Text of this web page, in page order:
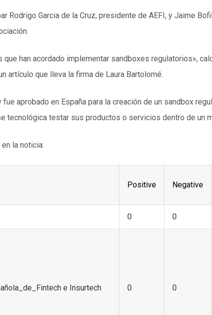
Rodrigo Garcia de la Cruz, presidente de AEFI, y Jaime
que han acordado implementar sandboxes regulatorios»,
artículo que lleva la firma de Laura Bartolomé.
aprobado en España para la creación de un sandbox
tecnológica testar sus productos o servicios dentro de un
la noticia:
Positive Negative
0 0
e Insurtech 0 0